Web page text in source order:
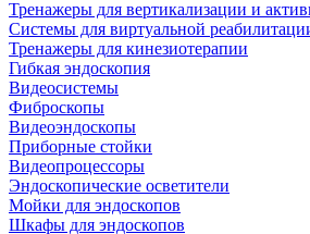
Тренажеры для вертикализации и
Системы для виртуальной
Тренажеры для кинезиотерапии
Гибкая эндоскопия
Видеосистемы
Фиброскопы
Видеоэндоскопы
Приборные стойки
Видеопроцессоры
Эндоскопические осветители
Мойки для эндоскопов
Шкафы для эндоскопов